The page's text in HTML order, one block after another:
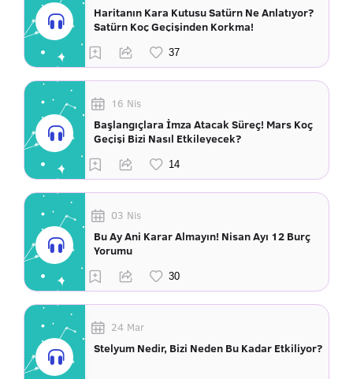
Haritanın Kara Kutusu Satürn Ne Anlatıyor?
Satürn Koç Geçişinden Korkma!
16 Nis
Başlangıçlara İmza Atacak Süreç! Mars Koç
Geçişi Bizi Nasıl Etkileyecek?
03 Nis
Bu Ay Ani Karar Almayın! Nisan Ayı 12 Burç
Yorumu
24 Mar
Stelyum Nedir, Bizi Neden Bu Kadar Etkiliyor?